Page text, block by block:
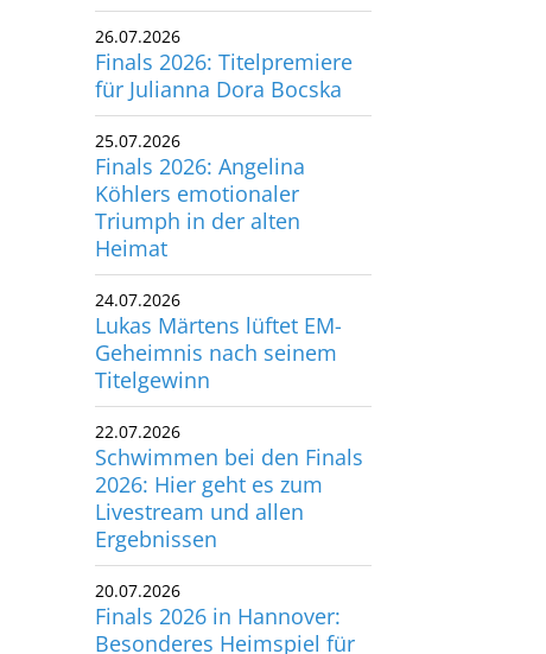
26.07.2026
Finals 2026: Titelpremiere
für Julianna Dora Bocska
25.07.2026
Finals 2026: Angelina
Köhlers emotionaler
Triumph in der alten
Heimat
24.07.2026
Lukas Märtens lüftet EM-
Geheimnis nach seinem
Titelgewinn
22.07.2026
Schwimmen bei den Finals
2026: Hier geht es zum
Livestream und allen
Ergebnissen
20.07.2026
Finals 2026 in Hannover:
Besonderes Heimspiel für
Deutscher Schwimm-Verband e.V.
Korbacher Straße 93
D-34132 Kassel
Fax: +49 561 94083-15
info@dsv.de